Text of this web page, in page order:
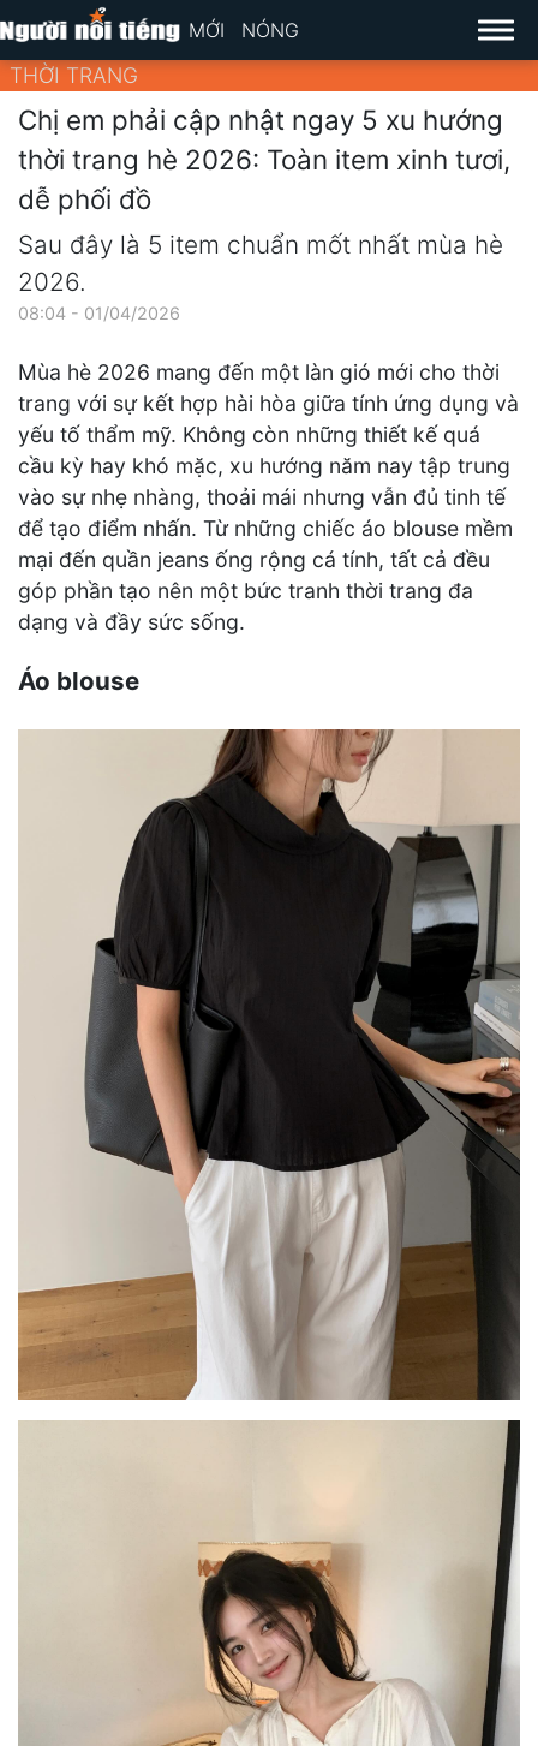
MỚI NÓNG
THỜI TRANG
Chị em phải cập nhật ngay 5 xu hướng
thời trang hè 2026: Toàn item xinh tươi,
dễ phối đồ
Sau đây là 5 item chuẩn mốt nhất mùa hè
2026.
08:04 - 01/04/2026
Mùa hè 2026 mang đến một làn gió mới cho thời
trang với sự kết hợp hài hòa giữa tính ứng dụng và
yếu tố thẩm mỹ. Không còn những thiết kế quá
cầu kỳ hay khó mặc, xu hướng năm nay tập trung
vào sự nhẹ nhàng, thoải mái nhưng vẫn đủ tinh tế
để tạo điểm nhấn. Từ những chiếc áo blouse mềm
mại đến quần jeans ống rộng cá tính, tất cả đều
góp phần tạo nên một bức tranh thời trang đa
dạng và đầy sức sống.
Áo blouse